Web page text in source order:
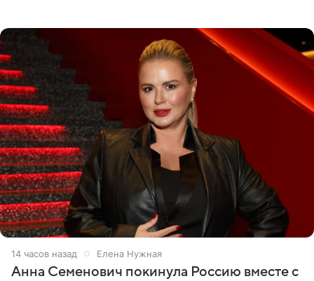
14 часов назад Елена Нужная
Анна Семенович покинула Россию вместе с